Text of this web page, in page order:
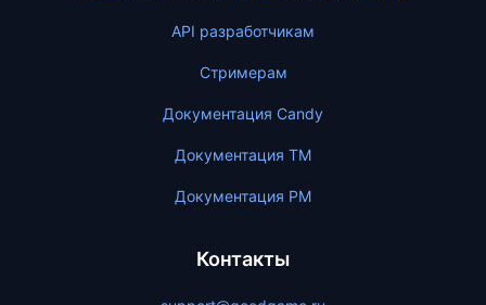
API разработчикам
Стримерам
Документация Candy
Документация ТМ
Документация PM
Контакты